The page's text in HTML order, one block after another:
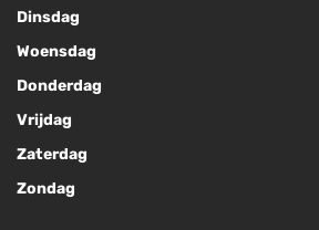
Dinsdag
Woensdag
Donderdag
Vrijdag
Zaterdag
Zondag